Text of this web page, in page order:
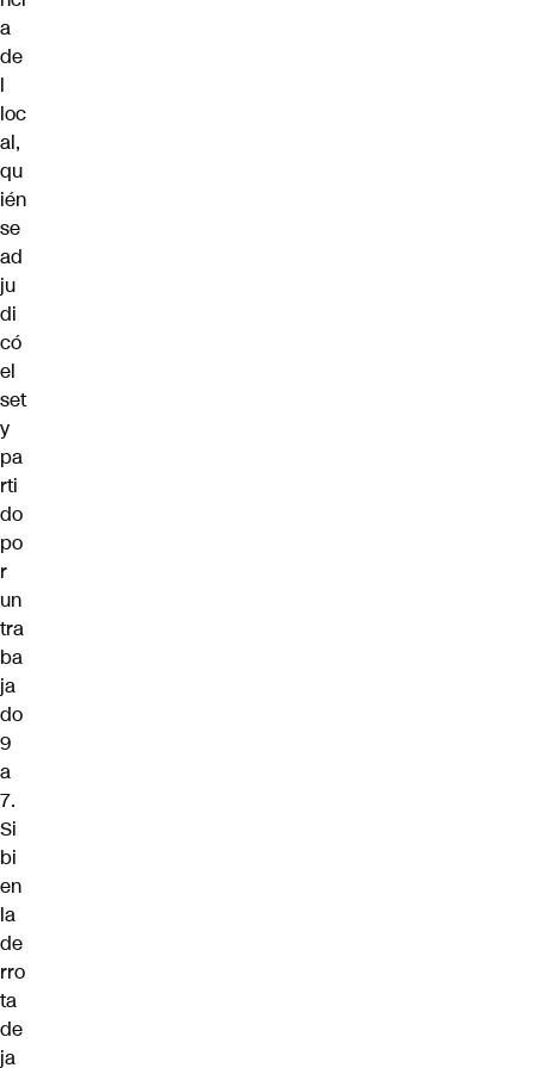
a
de
l
loc
al,
qu
ién
se
ad
ju
di
có
el
set
y
pa
rti
do
po
r
un
tra
ba
ja
do
9
a
7.
Si
bi
en
la
de
rro
ta
de
ja